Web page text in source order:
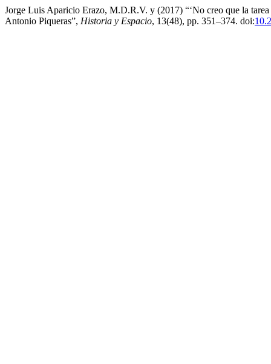
Jorge Luis Aparicio Erazo, M.D.R.V. y (2017) “‘No creo que la tarea
Antonio Piqueras”, Historia y Espacio, 13(48), pp. 351–374. doi: